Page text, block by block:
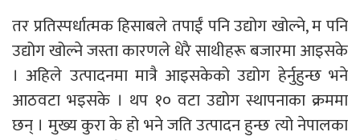
तर प्रतिस्पर्धात्मक हिसाबले तपाईं पनि उद्योग खोल्ने, म पनि
उद्योग खोल्ने जस्ता कारणले धेरै साथीहरू बजारमा आइसके
। अहिले उत्पादनमा मात्रै आइसकेको उद्योग हेर्नुहुन्छ भने
आठवटा भइसके । थप १० वटा उद्योग स्थापनाका क्रममा
छन् । मुख्य कुरा के हो भने जति उत्पादन हुन्छ त्यो नेपालका